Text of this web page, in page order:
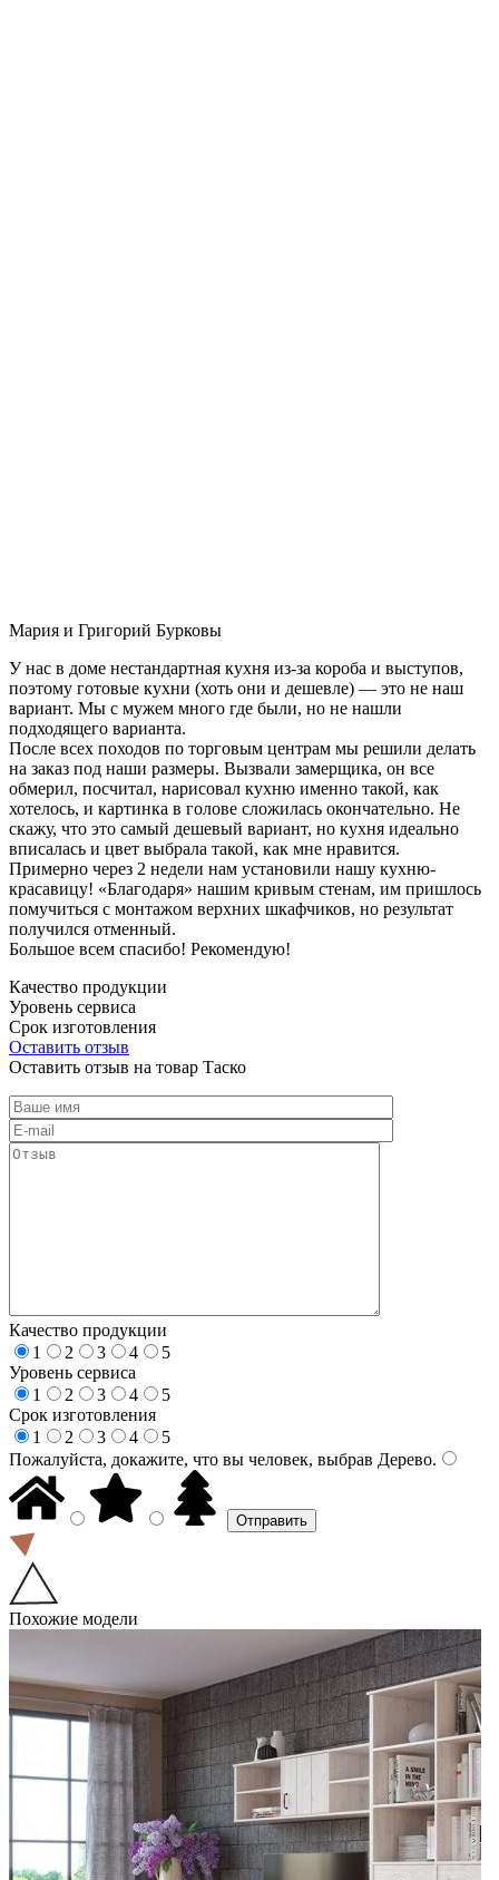
Мария и Григорий Бурковы
У нас в доме нестандартная кухня из-за короба и выступов,
поэтому готовые кухни (хоть они и дешевле) — это не наш
вариант. Мы с мужем много где были, но не нашли
подходящего варианта.
После всех походов по торговым центрам мы решили делать
на заказ под наши размеры. Вызвали замерщика, он все
обмерил, посчитал, нарисовал кухню именно такой, как
хотелось, и картинка в голове сложилась окончательно. Не
скажу, что это самый дешевый вариант, но кухня идеально
вписалась и цвет выбрала такой, как мне нравится.
Примерно через 2 недели нам установили нашу кухню-
красавицу! «Благодаря» нашим кривым стенам, им пришлось
помучиться с монтажом верхних шкафчиков, но результат
получился отменный.
Большое всем спасибо! Рекомендую!
Качество продукции
Уровень сервиса
Срок изготовления
Оставить отзыв
Оставить отзыв на товар Таско
Качество продукции
1
2 3 4
5
Уровень сервиса
1
2 3 4
5
Срок изготовления
1
2 3 4
5
Пожалуйста, докажите, что вы человек, выбрав Дерево.
Похожие модели